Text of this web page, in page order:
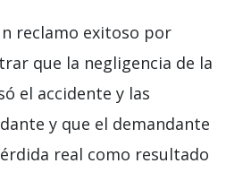
reclamo exitoso por
que la negligencia de la
el accidente y las
y que el demandante
real como resultado